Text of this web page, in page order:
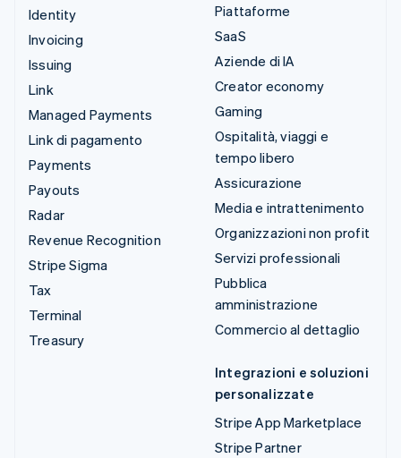
Identity
Invoicing
Issuing
Link
Managed Payments
Link di pagamento
Payments
Payouts
Radar
Revenue Recognition
Stripe Sigma
Tax
Terminal
Treasury
Piattaforme
SaaS
Aziende di IA
Creator economy
Gaming
Ospitalità, viaggi e
tempo libero
Assicurazione
Media e intrattenimento
Organizzazioni non profit
Servizi professionali
Pubblica
amministrazione
Commercio al dettaglio
Integrazioni e soluzioni
personalizzate
Stripe App Marketplace
Stripe Partner